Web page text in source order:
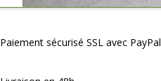
Paiement sécurisé SSL avec PayPal